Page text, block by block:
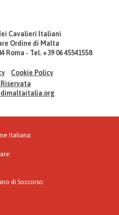
Cavalieri Italiani
Ordine di Malta
Roma - Tel. +39 06 45541558
Cookie Policy
Italiana:
di Soccorso: